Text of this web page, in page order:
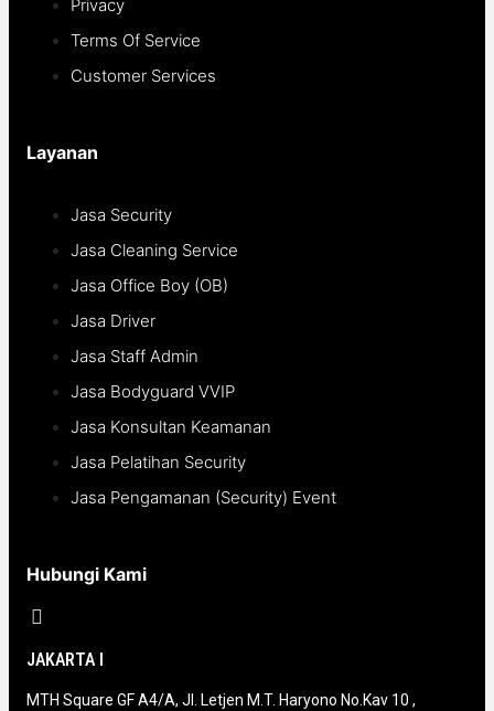
Privacy
Terms Of Service
Customer Services
Layanan
Jasa Security
Jasa Cleaning Service
Jasa Office Boy (OB)
Jasa Driver
Jasa Staff Admin
Jasa Bodyguard VVIP
Jasa Konsultan Keamanan
Jasa Pelatihan Security
Jasa Pengamanan (Security) Event
Hubungi Kami
JAKARTA I
MTH Square GF A4/A, Jl. Letjen M.T. Haryono No.Kav 10 ,